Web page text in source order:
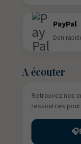
PayPal
Don
A écouter
Retrouvez nos
ressources
🎧